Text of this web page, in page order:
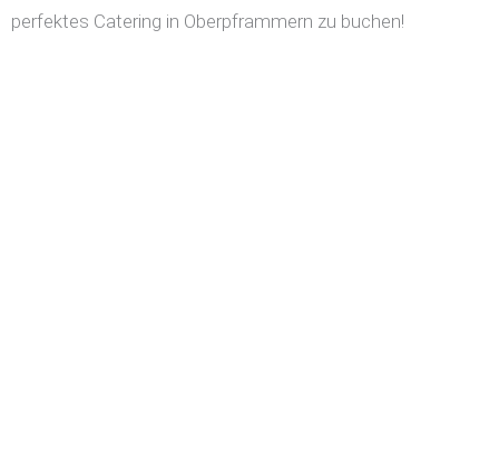
perfektes Catering in Oberpframmern zu buchen!